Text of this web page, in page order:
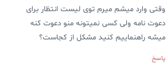
وقتی وارد میشم میرم توی لیست انتظار برای
دعوت نامه ولی کسی نمیتونه منو دعوت کنه
میشه راهنماییم کنید مشکل از کجاست؟
پاسخ